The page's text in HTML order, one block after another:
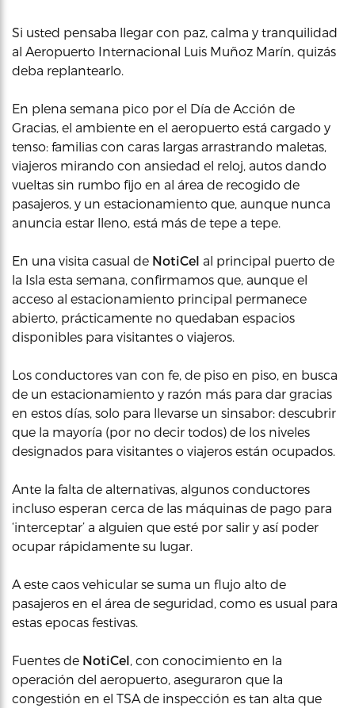
Si usted pensaba llegar con paz, calma y tranquilidad
al Aeropuerto Internacional Luis Muñoz Marín, quizás
deba replantearlo.
En plena semana pico por el Día de Acción de
Gracias, el ambiente en el aeropuerto está cargado y
tenso: familias con caras largas arrastrando maletas,
viajeros mirando con ansiedad el reloj, autos dando
vueltas sin rumbo fijo en al área de recogido de
pasajeros, y un estacionamiento que, aunque nunca
anuncia estar lleno, está más de tepe a tepe.
En una visita casual de NotiCel al principal puerto de
la Isla esta semana, confirmamos que, aunque el
acceso al estacionamiento principal permanece
abierto, prácticamente no quedaban espacios
disponibles para visitantes o viajeros.
Los conductores van con fe, de piso en piso, en busca
de un estacionamiento y razón más para dar gracias
en estos días, solo para llevarse un sinsabor: descubrir
que la mayoría (por no decir todos) de los niveles
designados para visitantes o viajeros están ocupados.
Ante la falta de alternativas, algunos conductores
incluso esperan cerca de las máquinas de pago para
‘interceptar’ a alguien que esté por salir y así poder
ocupar rápidamente su lugar.
A este caos vehicular se suma un flujo alto de
pasajeros en el área de seguridad, como es usual para
estas epocas festivas.
Fuentes de NotiCel , con conocimiento en la
operación del aeropuerto, aseguraron que la
congestión en el TSA de inspección es tan alta que